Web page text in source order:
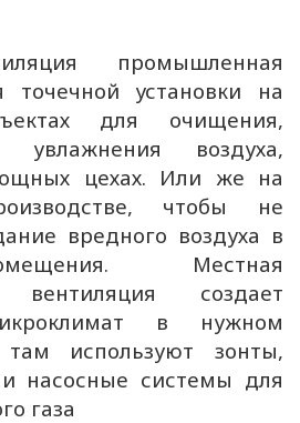
промышленная
точечной установки на
для очищения,
воздуха,
цехах. Или же на
чтобы не
вредного воздуха в
Местная
вентиляция создает
в нужном
используют зонты,
насосные системы для
газа